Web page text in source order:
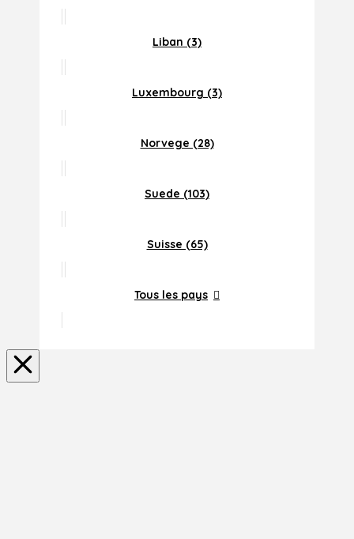
Liban (3)
Luxembourg (3)
Norvege (28)
Suede (103)
Suisse (65)
Tous les pays